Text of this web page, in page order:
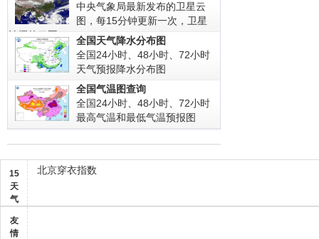
中央气象局最新发布的卫星云
图，每15分钟更新一次，卫星
拍摄的云图!
全国天气降水分布图
全国24小时、48小时、72小时
天气预报降水分布图
全国气温图查询
全国24小时、48小时、72小时
最高气温和最低气温预报图
15
天
气
北京穿衣指数
友
情